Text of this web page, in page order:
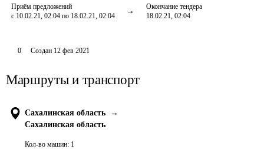
Приём предложений
с 10.02.21, 02:04 по 18.02.21, 02:04
Окончание тендера
18.02.21, 02:04
0 Создан 12 фев 2021
Маршруты и транспорт
Сахалинская область
→
Сахалинская область
Кол-во машин: 1